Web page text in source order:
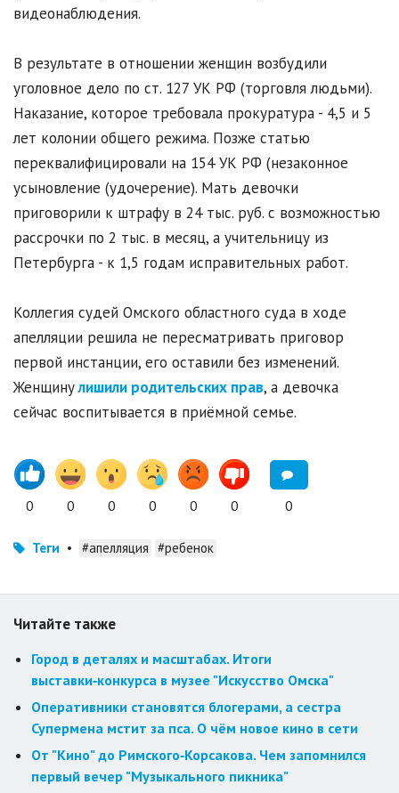
видеонаблюдения.
В результате в отношении женщин возбудили
уголовное дело по ст. 127 УК РФ (торговля людьми).
Наказание, которое требовала прокуратура - 4,5 и 5
лет колонии общего режима. Позже статью
переквалифицировали на 154 УК РФ (незаконное
усыновление (удочерение). Мать девочки
приговорили к штрафу в 24 тыс. руб. с возможностью
рассрочки по 2 тыс. в месяц, а учительницу из
Петербурга - к 1,5 годам исправительных работ.
Коллегия судей Омского областного суда в ходе
апелляции решила не пересматривать приговор
первой инстанции, его оставили без изменений.
Женщинулишили родительских прав, а девочка
сейчас воспитывается в приёмной семье.
0 0 0 0 0 0 0
Теги • #апелляция #ребенок
Читайте также
Город в деталях и масштабах. Итоги
выставки‑конкурса в музее "Искусство Омска"
Оперативники становятся блогерами, а сестра
Супермена мстит за пса. О чём новое кино в сети
От "Кино" до Римского‑Корсакова. Чем запомнился
первый вечер "Музыкального пикника"